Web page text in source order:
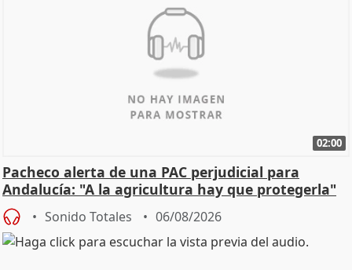
02:00
Pacheco alerta de una PAC perjudicial para
Andalucía: "A la agricultura hay que protegerla"
Sonido Totales 06/08/2026